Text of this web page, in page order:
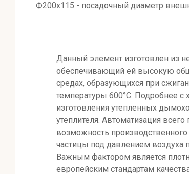
Ф200х115 - посадочный диаметр
Данный элемент изготовлен из
обеспечивающий ей высокую
средах, образующихся при
температуры 600°C. Подробнее с
изготовления утепленных
утеплителя. Автоматизация
возможность
частицы под давлением воздуха
Важным фактором является
европейским стандартам